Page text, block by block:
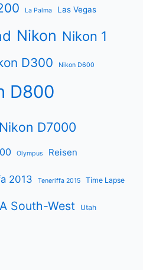
La Palma Las Vegas
Nikon Nikon 1
D300 Nikon D600
D800
Nikon D7000
Olympus Reisen
2013 Teneriffa 2015 Time Lapse
South-West Utah